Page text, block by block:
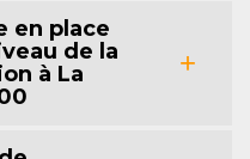
en place
de la
à La